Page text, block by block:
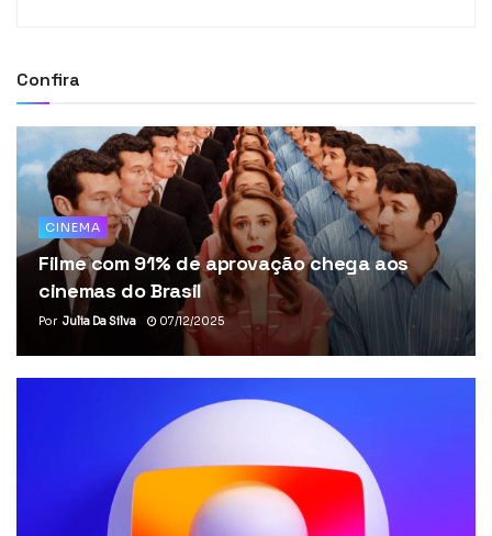
Confira
CINEMA
Filme com 91% de aprovação chega aos
cinemas do Brasil
Por Julia Da Silva 07/12/2025